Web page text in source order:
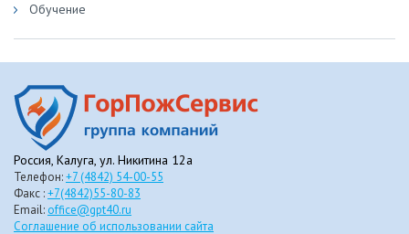
Обучение
Россия, Калуга, ул. Никитина 12а
Телефон:+7 (4842) 54-00-55
Факс :+7(4842)55-80-83
Email: office@gpt40.ru
Соглашение об использовании сайта